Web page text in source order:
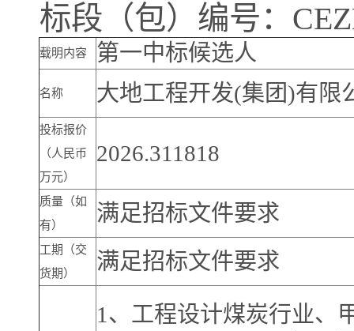
标段（包）编号：
载明内容 第一中标候选人
名称 大地工程开发(集团)有限
投标报价
（人民币
万元）
2026.311818
质量（如
有）
满足招标文件要求
工期（交
货期）
满足招标文件要求
1、工程设计煤炭行业、